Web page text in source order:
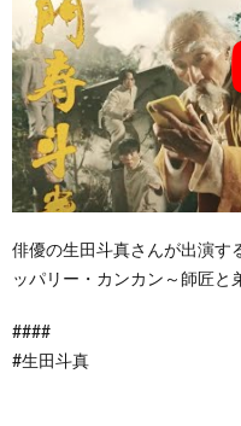
俳優の生田斗真さんが出演す
ッパリー・カンカン～師匠と
####
#生田斗真